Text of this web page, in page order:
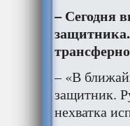
– Сегодня
защитника.
– «В
защитник.
нехватка